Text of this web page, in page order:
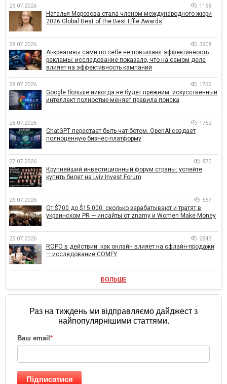
29.07.2026 1158
Наталья Морозова стала членом международного жюри
2026 Global Best of the Best Effie Awards
28.07.2026 3908
AI-креативы сами по себе не повышают эффективность
рекламы: исследование показало, что на самом деле
влияет на эффективность кампаний
28.07.2026 1762
Google больше никогда не будет прежним: искусственный
интеллект полностью меняет правила поиска
28.07.2026 1752
ChatGPT перестает быть чат-ботом. OpenAI создает
полноценную бизнес-платформу
27.07.2026 870
Крупнейший инвестиционный форум страны: успейте
купить билет на Lviv Invest Forum
26.07.2026 557
От $700 до $15 000: сколько зарабатывают и тратят в
украинском PR — инсайты от znamy и Women Make Money
25.07.2026 2843
ROPO в действии: как онлайн влияет на офлайн-продажи
— исследование COMFY
БОЛЬШЕ
Раз на тиждень ми відправляємо дайджест з
найпопулярнішими статтями.
Ваш email *
Підписатися